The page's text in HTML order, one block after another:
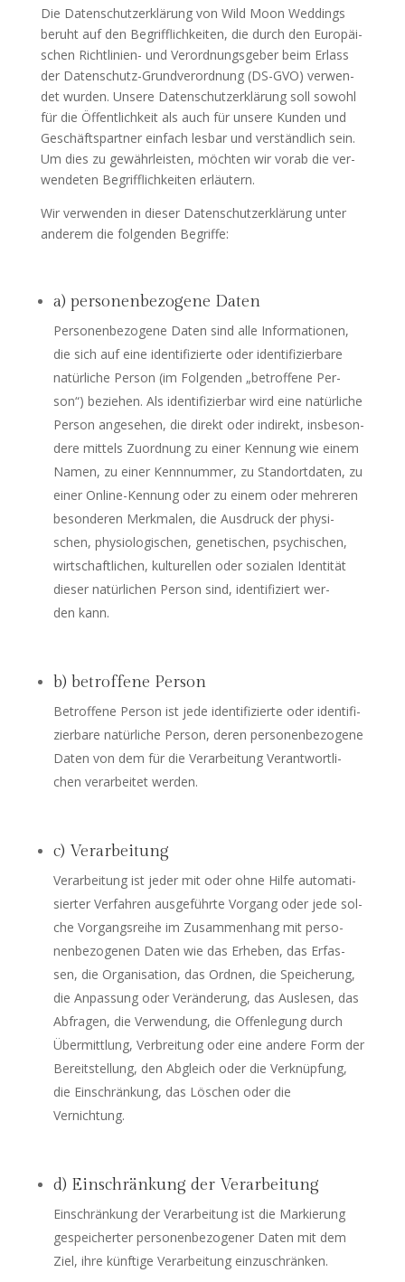
Die Daten­schutz­er­klä­rung von Wild Moon Wed­dings
beruht auf den Begriff­lich­kei­ten, die durch den Euro­päi­
schen Richt­li­ni­en- und Ver­ord­nungs­ge­ber beim Erlass
der Daten­schutz-Grund­ver­ord­nung (DS-GVO) ver­wen­
det wur­den. Unse­re Daten­schutz­er­klä­rung soll sowohl
für die Öffent­lich­keit als auch für unse­re Kun­den und
Geschäfts­part­ner ein­fach les­bar und ver­ständ­lich sein.
Um dies zu gewähr­leis­ten, möch­ten wir vor­ab die ver­
wen­de­ten Begriff­lich­kei­ten erläutern.
Wir ver­wen­den in die­ser Daten­schutz­er­klä­rung unter
ande­rem die fol­gen­den Begriffe:
a) personenbezogene Daten
Per­so­nen­be­zo­ge­ne Daten sind alle Infor­ma­tio­nen,
die sich auf eine iden­ti­fi­zier­te oder iden­ti­fi­zier­ba­re
natür­li­che Per­son (im Fol­gen­den „betrof­fe­ne Per­
son“) bezie­hen. Als iden­ti­fi­zier­bar wird eine natür­li­che
Per­son ange­se­hen, die direkt oder indi­rekt, ins­be­son­
de­re mit­tels Zuord­nung zu einer Ken­nung wie einem
Namen, zu einer Kenn­num­mer, zu Stand­ort­da­ten, zu
einer Online-Ken­nung oder zu einem oder meh­re­ren
beson­de­ren Merk­ma­len, die Aus­druck der phy­si­
schen, phy­sio­lo­gi­schen, gene­ti­schen, psy­chi­schen,
wirt­schaft­li­chen, kul­tu­rel­len oder sozia­len Iden­ti­tät
die­ser natür­li­chen Per­son sind, iden­ti­fi­ziert wer­
den kann.
b) betroffene Person
Betrof­fe­ne Per­son ist jede iden­ti­fi­zier­te oder iden­ti­fi­
zier­ba­re natür­li­che Per­son, deren per­so­nen­be­zo­ge­ne
Daten von dem für die Ver­ar­bei­tung Ver­ant­wort­li­
chen ver­ar­bei­tet werden.
c) Verarbeitung
Ver­ar­bei­tung ist jeder mit oder ohne Hil­fe auto­ma­ti­
sier­ter Ver­fah­ren aus­ge­führ­te Vor­gang oder jede sol­
che Vor­gangs­rei­he im Zusam­men­hang mit per­so­
nen­be­zo­ge­nen Daten wie das Erhe­ben, das Erfas­
sen, die Orga­ni­sa­ti­on, das Ord­nen, die Spei­che­rung,
die Anpas­sung oder Ver­än­de­rung, das Aus­le­sen, das
Abfra­gen, die Ver­wen­dung, die Offen­le­gung durch
Über­mitt­lung, Ver­brei­tung oder eine ande­re Form der
Bereit­stel­lung, den Abgleich oder die Ver­knüp­fung,
die Ein­schrän­kung, das Löschen oder die
Vernichtung.
d) Einschränkung der Verarbeitung
Ein­schrän­kung der Ver­ar­bei­tung ist die Mar­kie­rung
gespei­cher­ter per­so­nen­be­zo­ge­ner Daten mit dem
Ziel, ihre künf­ti­ge Ver­ar­bei­tung einzuschränken.